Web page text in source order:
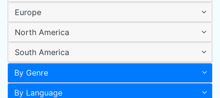
Europe
North America
South America
By Genre
By Language